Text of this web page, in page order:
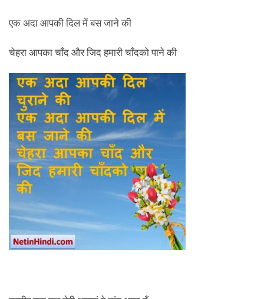
एक अदा आपकी दिल में बस जाने की
चेहरा आपका चाँद और जिद हमारी चाँदको पाने की